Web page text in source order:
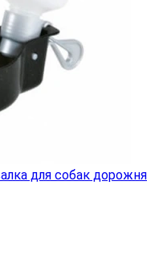
для собак дорожня